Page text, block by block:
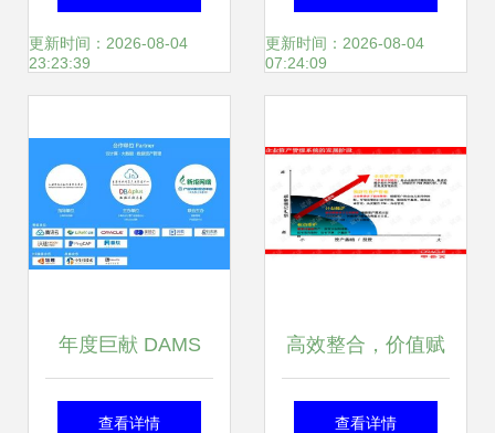
能销售预测与精细
更新时间：2026-08-04
23:23:39
价值——传智汇公
专题干货分享
更新时间：2026-08-04
07:24:09
年度巨献 DAMS
2017中国数据资产
查看详情
高效整合，价值赋
能 EAM企业资产管
查看详情